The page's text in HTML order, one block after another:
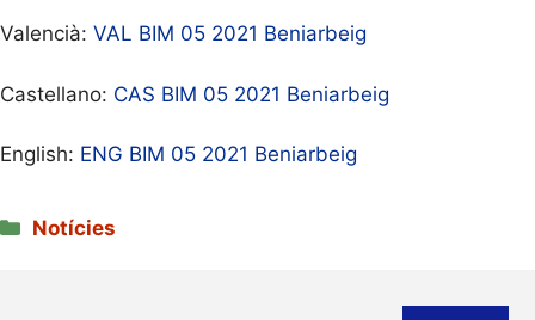
Valencià: VAL BIM 05 2021 Beniarbeig
Castellano: CAS BIM 05 2021 Beniarbeig
English: ENG BIM 05 2021 Beniarbeig
Categories
Notícies